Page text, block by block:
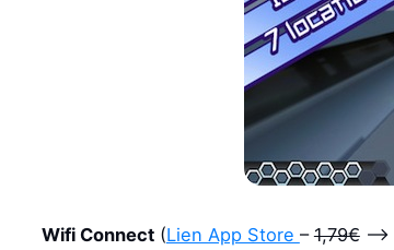
Wifi Connect(Lien App Store –1,79€–>